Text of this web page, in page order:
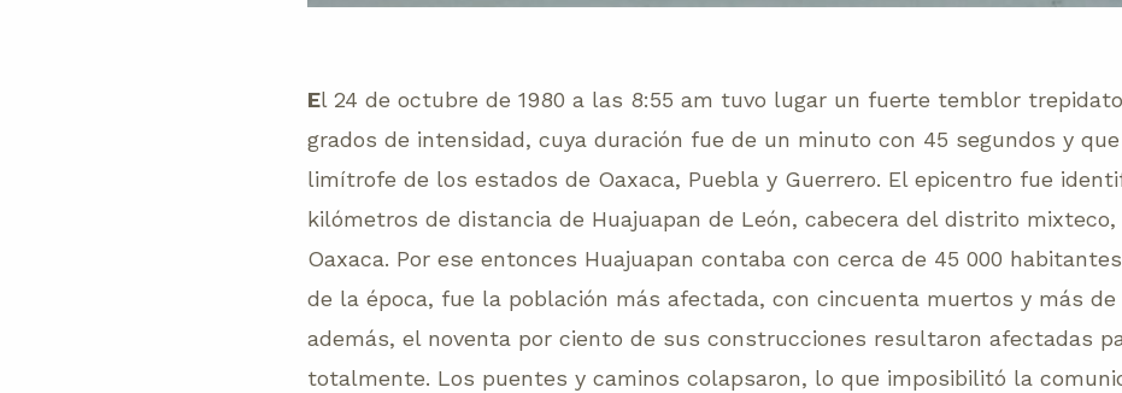
El 24 de octubre de 1980 a las 8:55 am tuvo lugar un fuerte temblor
grados de intensidad, cuya duración fue de un minuto con 45 segundos y
limítrofe de los estados de Oaxaca, Puebla y Guerrero. El epicentro fue
kilómetros de distancia de Huajuapan de León, cabecera del distrito
Oaxaca. Por ese entonces Huajuapan contaba con cerca de 45 000
de la época, fue la población más afectada, con cincuenta muertos y más de
además, el noventa por ciento de sus construcciones resultaron afectadas
totalmente. Los puentes y caminos colapsaron, lo que imposibilitó la